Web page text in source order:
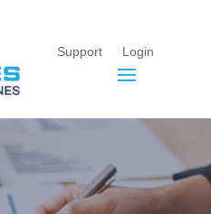
Support Login